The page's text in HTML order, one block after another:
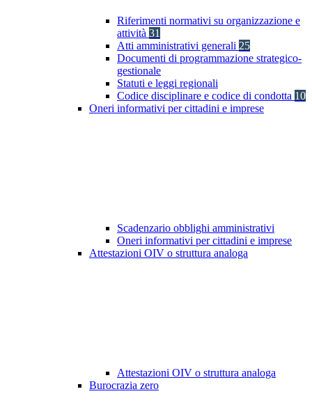
Riferimenti normativi su organizzazione e
attività 31
Atti amministrativi generali 25
Documenti di programmazione strategico-
gestionale
Statuti e leggi regionali
Codice disciplinare e codice di condotta 10
Oneri informativi per cittadini e imprese
Scadenzario obblighi amministrativi
Oneri informativi per cittadini e imprese
Attestazioni OIV o struttura analoga
Attestazioni OIV o struttura analoga
Burocrazia zero